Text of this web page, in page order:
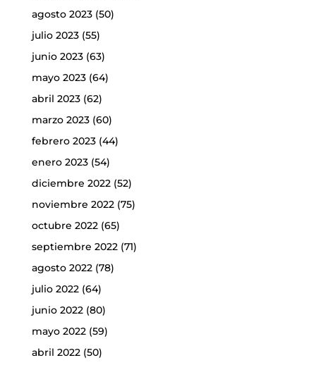
agosto 2023(50)
julio 2023(55)
junio 2023(63)
mayo 2023(64)
abril 2023(62)
marzo 2023(60)
febrero 2023(44)
enero 2023(54)
diciembre 2022(52)
noviembre 2022(75)
octubre 2022(65)
septiembre 2022(71)
agosto 2022(78)
julio 2022(64)
junio 2022(80)
mayo 2022(59)
abril 2022(50)